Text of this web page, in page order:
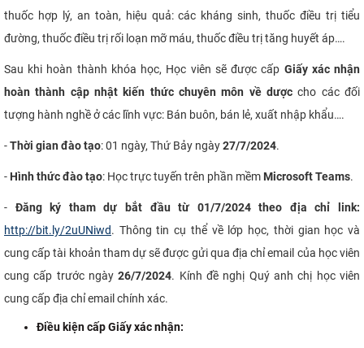
thuốc hợp lý, an toàn, hiệu quả: các kháng sinh, thuốc điều trị tiểu
đường, thuốc điều trị rối loạn mỡ máu, thuốc điều trị tăng huyết áp….
Sau khi hoàn thành khóa học, Học viên sẽ được cấp Giấy xác nhận
hoàn thành cập nhật kiến thức chuyên môn về dược cho các đối
tượng hành nghề ở các lĩnh vực: Bán buôn, bán lẻ, xuất nhập khẩu….
-Thời gian đào tạo: 01 ngày, Thứ Bảy ngày27/7/2024.
- Hình thức đào tạo: Học trực tuyến trên phần mềm Microsoft Teams.
-Đăngký tham dự bắt đầu từ 01/7/2024 theo địa chỉ link:
http://bit.ly/2uUNiwd. Thông tin cụ thể về lớp học, thời gian học và
cung cấp tài khoản tham dự sẽ được gửi qua địa chỉ email của học viên
cung cấp trước ngày26/7/2024. Kính đề nghị Quý anh chị học viên
cung cấp địa chỉ email chính xác.
Điều kiện cấp Giấy xác nhận: